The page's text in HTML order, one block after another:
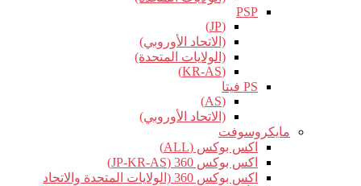
PSP
(JP)
(الاتحاد الأوروبي)
(الولايات المتحدة)
(KR-AS)
PS فيتا
(AS)
(الاتحاد الأوروبي)
مايكروسوفت
اكس بوكس (ALL)
اكس بوكس 360 (JP-KR-AS)
اكس بوكس 360 (الولايات المتحدة والاتحاد